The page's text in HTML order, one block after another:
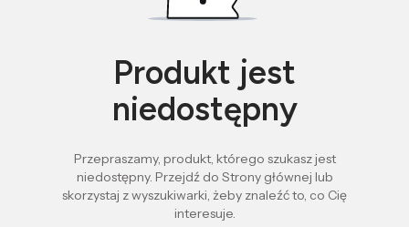
Produkt jest
niedostępny
Przepraszamy, produkt, którego szukasz jest
niedostępny. Przejdź do Strony głównej lub
skorzystaj z wyszukiwarki, żeby znaleźć to, co Cię
interesuje.